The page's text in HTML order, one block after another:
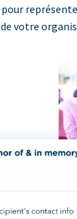
pour
de votre